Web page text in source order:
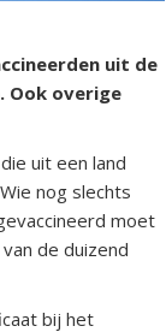
uit de
Ook overige
uit een land
nog slechts
moet
de duizend
bij het